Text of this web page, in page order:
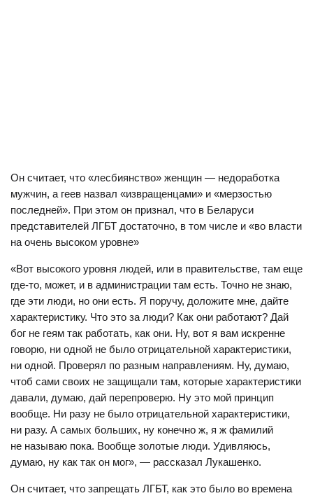
Он считает, что «лесбиянство» женщин — недоработка
мужчин, а геев назвал «извращенцами» и «мерзостью
последней». При этом он признал, что в Беларуси
представителей ЛГБТ достаточно, в том числе и «во власти
на очень высоком уровне»
«Вот высокого уровня людей, или в правительстве, там еще
где-то, может, и в администрации там есть. Точно не знаю,
где эти люди, но они есть. Я поручу, доложите мне, дайте
характеристику. Что это за люди? Как они работают? Дай
бог не геям так работать, как они. Ну, вот я вам искренне
говорю, ни одной не было отрицательной характеристики,
ни одной. Проверял по разным направлениям. Ну, думаю,
чтоб сами своих не защищали там, которые характеристики
давали, думаю, дай перепроверю. Ну это мой принцип
вообще. Ни разу не было отрицательной характеристики,
ни разу. А самых больших, ну конечно ж, я ж фамилий
не называю пока. Вообще золотые люди. Удивляюсь,
думаю, ну как так он мог», — рассказал Лукашенко.
Он считает, что запрещать ЛГБТ, как это было во времена